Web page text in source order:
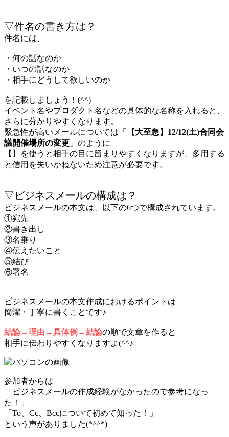
▽件名の書き方は？
件名には、
・何の話なのか
・いつの話なのか
・相手にどうして欲しいのか
を記載しましょう！(^^)
イベント名やプロダクト名などの具体的な名称を入れると、
さらに分かりやすくなります。
緊急性が高いメールについては「
【大至急】12/12(土)合同会
議開催場所の変更 」のように
【】を使うと相手の目に留まりやすくなりますが、多用する
と信用を失いかねないため注意が必要です。
▽ビジネスメールの構成は？
ビジネスメールの本文は、以下の6つで構成されています。
①宛先
②書き出し
③名乗り
④伝えたいこと
⑤結び
⑥署名
ビジネスメールの本文作成におけるポイントは
簡潔・丁寧に書くことです♪
結論→理由→具体例→結論の順で文章を作ると
相手に伝わりやすくなりますよ(^^♪
参加者からは
「ビジネスメールの作成経験がなかったので参考になっ
た！」
「To、Cc、Bccについて初めて知った！」
という声がありました(*^^*)